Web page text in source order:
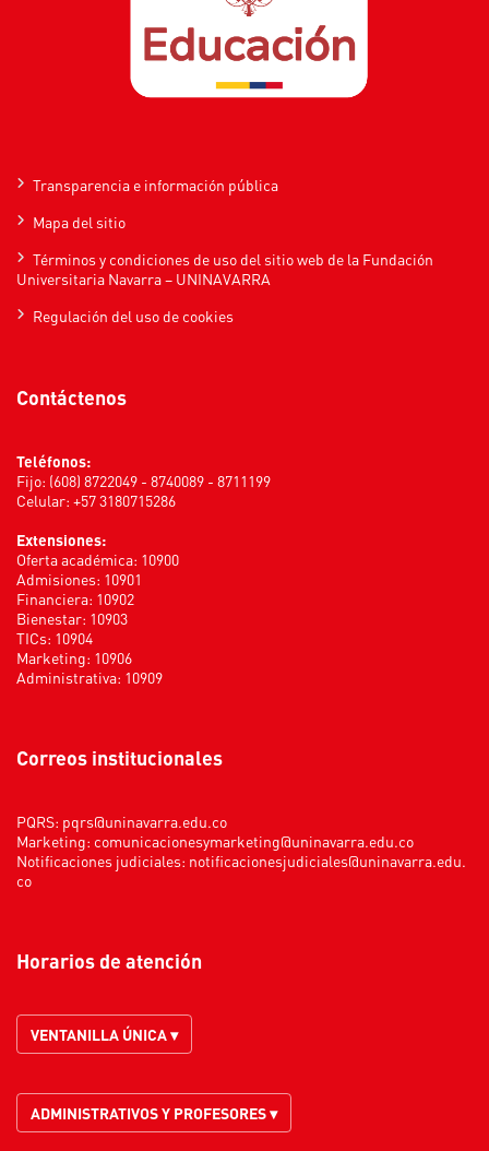
Transparencia e información pública
Mapa del sitio
Términos y condiciones de uso del sitio web de la Fundación
Universitaria Navarra – UNINAVARRA
Regulación del uso de cookies
Contáctenos
Teléfonos:
Fijo: (608) 8722049 - 8740089 - 8711199
Celular: +57 3180715286
Extensiones:
Oferta académica: 10900
Admisiones: 10901
Financiera: 10902
Bienestar: 10903
TICs: 10904
Marketing: 10906
Administrativa: 10909
Correos institucionales
PQRS: pqrs@uninavarra.edu.co
Marketing: comunicacionesymarketing@uninavarra.edu.co
Notificaciones judiciales: notificacionesjudiciales@uninavarra.edu.
co
Horarios de atención
VENTANILLA ÚNICA ▾
ADMINISTRATIVOS Y PROFESORES ▾